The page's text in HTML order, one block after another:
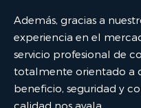
Además, gracias a
experiencia en el
servicio profesional de
totalmente orientado a
beneficio, seguridad y
calidad nos avala.